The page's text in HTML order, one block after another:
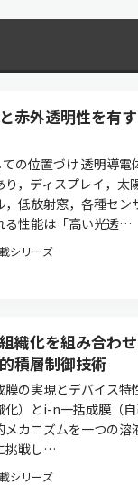
赤外透明性を有
の位置づけ 透明導電
，ディスプレイ，太
低放射窓，各種セン
る性能は「高い光透…
シリーズ
織化を組み合わ
積層制御技術
の実現とデバイス特
化）とi-n一括成膜（
カニズムを一つの溶
挑戦し…
シリーズ